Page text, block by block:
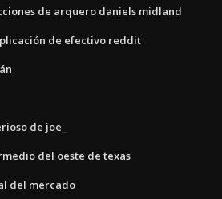
de arquero daniels midland
de efectivo reddit
de joe_
del oeste de texas
del mercado